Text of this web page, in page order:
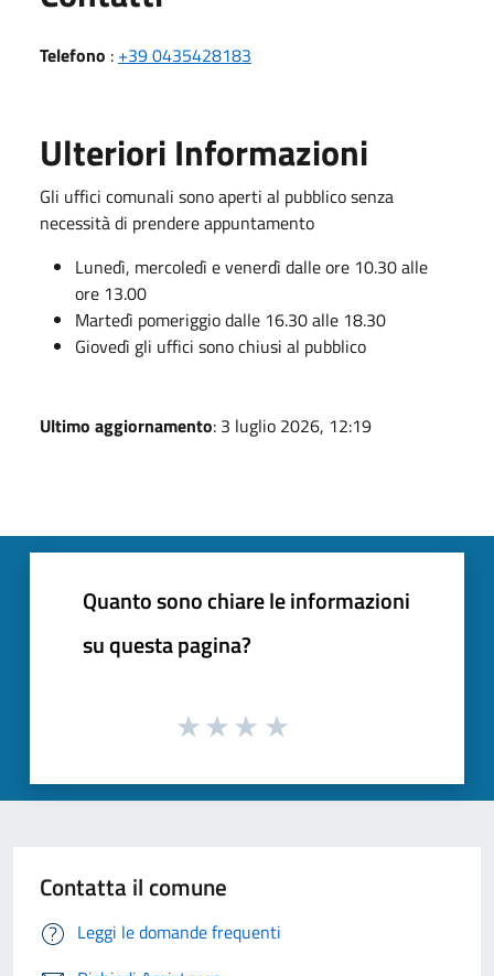
Telefono : +39 0435428183
Ulteriori Informazioni
Gli uffici comunali sono aperti al pubblico senza
necessità di prendere appuntamento
Lunedì, mercoledì e venerdì dalle ore 10.30 alle
ore 13.00
Martedì pomeriggio dalle 16.30 alle 18.30
Giovedì gli uffici sono chiusi al pubblico
Ultimo aggiornamento: 3 luglio 2026, 12:19
Quanto sono chiare le informazioni
su questa pagina?
Contatta il comune
Leggi le domande frequenti